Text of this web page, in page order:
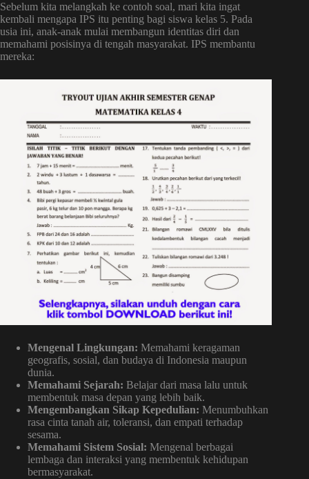
Sebelum kita melangkah ke contoh soal, mari kita ingat
kembali mengapa IPS itu penting bagi siswa kelas 5. Pada
usia ini, anak-anak mulai membangun identitas diri dan
memahami posisinya di tengah masyarakat. IPS membantu
mereka:
Mengenal Lingkungan: Memahami keragaman
geografis, sosial, dan budaya di Indonesia maupun
dunia.
Memahami Sejarah: Belajar dari masa lalu untuk
membentuk masa depan yang lebih baik.
Mengembangkan Sikap Kepedulian: Menumbuhkan
rasa cinta tanah air, toleransi, dan empati terhadap
sesama.
Memahami Sistem Sosial: Mengenal berbagai
lembaga dan interaksi yang membentuk kehidupan
bermasyarakat.